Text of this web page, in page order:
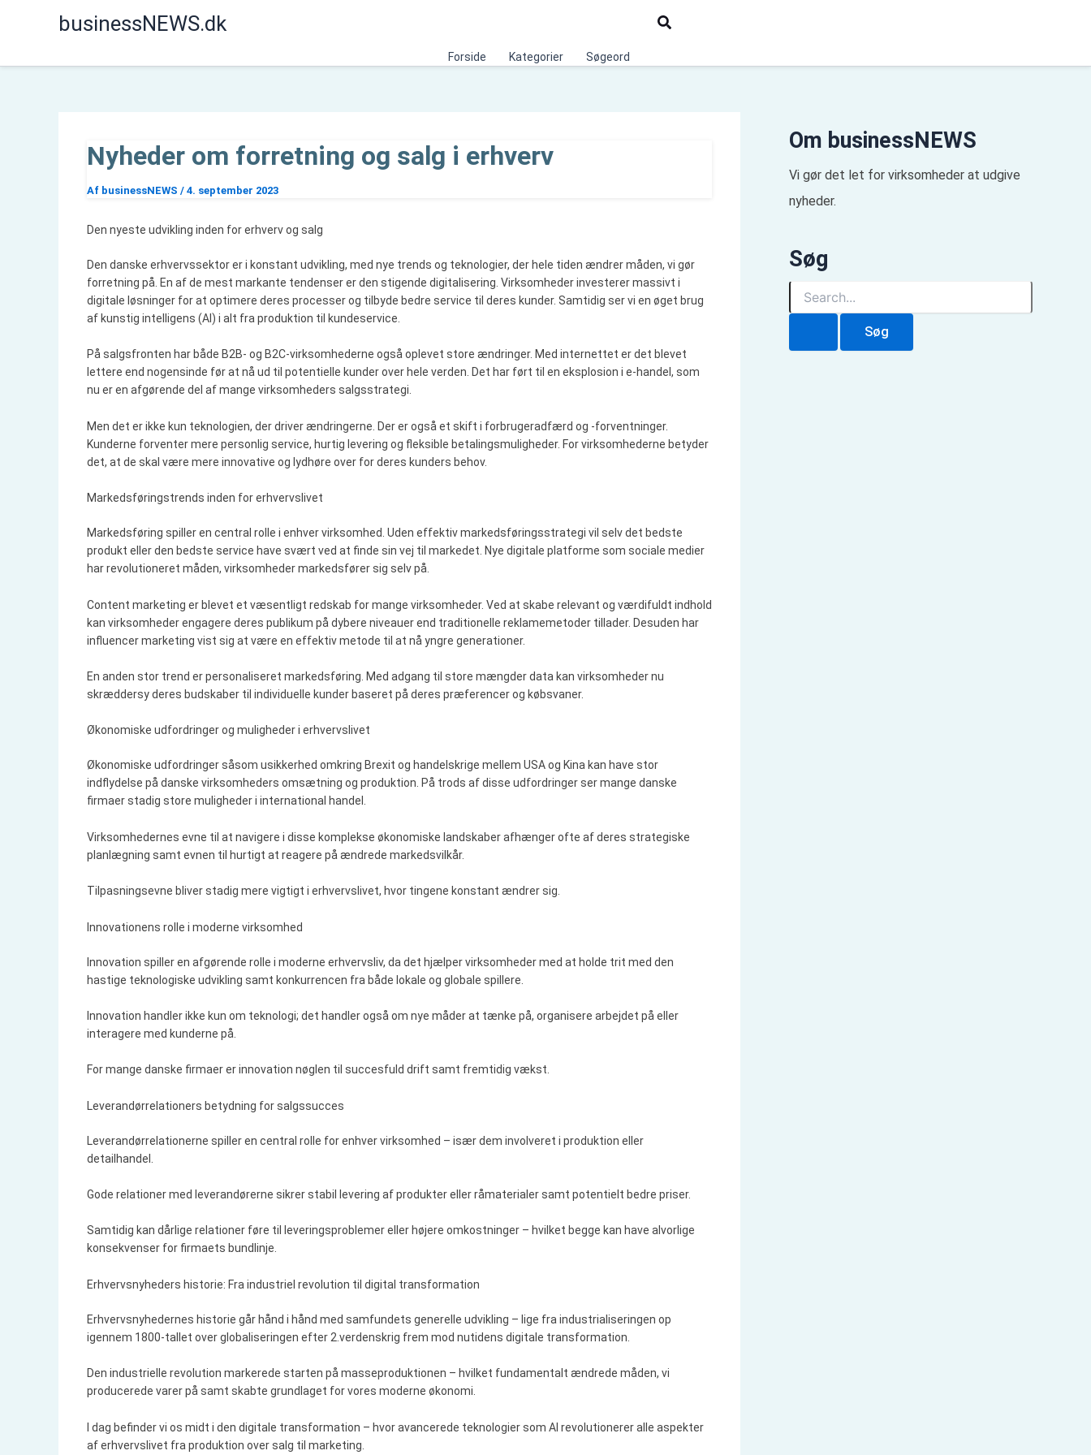
businessNEWS.dk Søg
Forside Kategorier Søgeord
Nyheder om forretning og salg i erhverv
Af businessNEWS / 4. september 2023
Den nyeste udvikling inden for erhverv og salg
Den danske erhvervssektor er i konstant udvikling, med nye trends og teknologier, der hele tiden ændrer måden, vi gør
forretning på. En af de mest markante tendenser er den stigende digitalisering. Virksomheder investerer massivt i
digitale løsninger for at optimere deres processer og tilbyde bedre service til deres kunder. Samtidig ser vi en øget brug
af kunstig intelligens (AI) i alt fra produktion til kundeservice.
På salgsfronten har både B2B- og B2C-virksomhederne også oplevet store ændringer. Med internettet er det blevet
lettere end nogensinde før at nå ud til potentielle kunder over hele verden. Det har ført til en eksplosion i e-handel, som
nu er en afgørende del af mange virksomheders salgsstrategi.
Men det er ikke kun teknologien, der driver ændringerne. Der er også et skift i forbrugeradfærd og -forventninger.
Kunderne forventer mere personlig service, hurtig levering og fleksible betalingsmuligheder. For virksomhederne betyder
det, at de skal være mere innovative og lydhøre over for deres kunders behov.
Markedsføringstrends inden for erhvervslivet
Markedsføring spiller en central rolle i enhver virksomhed. Uden effektiv markedsføringsstrategi vil selv det bedste
produkt eller den bedste service have svært ved at finde sin vej til markedet. Nye digitale platforme som sociale medier
har revolutioneret måden, virksomheder markedsfører sig selv på.
Content marketing er blevet et væsentligt redskab for mange virksomheder. Ved at skabe relevant og værdifuldt indhold
kan virksomheder engagere deres publikum på dybere niveauer end traditionelle reklamemetoder tillader. Desuden har
influencer marketing vist sig at være en effektiv metode til at nå yngre generationer.
En anden stor trend er personaliseret markedsføring. Med adgang til store mængder data kan virksomheder nu
skræddersy deres budskaber til individuelle kunder baseret på deres præferencer og købsvaner.
Økonomiske udfordringer og muligheder i erhvervslivet
Økonomiske udfordringer såsom usikkerhed omkring Brexit og handelskrige mellem USA og Kina kan have stor
indflydelse på danske virksomheders omsætning og produktion. På trods af disse udfordringer ser mange danske
firmaer stadig store muligheder i international handel.
Virksomhedernes evne til at navigere i disse komplekse økonomiske landskaber afhænger ofte af deres strategiske
planlægning samt evnen til hurtigt at reagere på ændrede markedsvilkår.
Tilpasningsevne bliver stadig mere vigtigt i erhvervslivet, hvor tingene konstant ændrer sig.
Innovationens rolle i moderne virksomhed
Innovation spiller en afgørende rolle i moderne erhvervsliv, da det hjælper virksomheder med at holde trit med den
hastige teknologiske udvikling samt konkurrencen fra både lokale og globale spillere.
Innovation handler ikke kun om teknologi; det handler også om nye måder at tænke på, organisere arbejdet på eller
interagere med kunderne på.
For mange danske firmaer er innovation nøglen til succesfuld drift samt fremtidig vækst.
Leverandørrelationers betydning for salgssucces
Leverandørrelationerne spiller en central rolle for enhver virksomhed – især dem involveret i produktion eller
detailhandel.
Gode relationer med leverandørerne sikrer stabil levering af produkter eller råmaterialer samt potentielt bedre priser.
Samtidig kan dårlige relationer føre til leveringsproblemer eller højere omkostninger – hvilket begge kan have alvorlige
konsekvenser for firmaets bundlinje.
Erhvervsnyheders historie: Fra industriel revolution til digital transformation
Erhvervsnyhedernes historie går hånd i hånd med samfundets generelle udvikling – lige fra industrialiseringen op
igennem 1800-tallet over globaliseringen efter 2.verdenskrig frem mod nutidens digitale transformation.
Den industrielle revolution markerede starten på masseproduktionen – hvilket fundamentalt ændrede måden, vi
producerede varer på samt skabte grundlaget for vores moderne økonomi.
I dag befinder vi os midt i den digitale transformation – hvor avancerede teknologier som AI revolutionerer alle aspekter
af erhvervslivet fra produktion over salg til marketing.
Om businessNEWS
Vi gør det let for virksomheder at udgive
nyheder.
Søg
f